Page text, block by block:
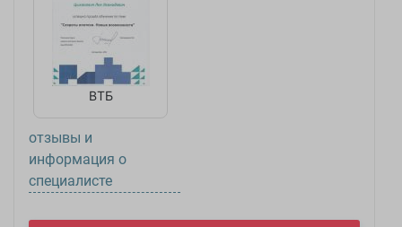
ВТБ
отзывы и
информация о
специалисте